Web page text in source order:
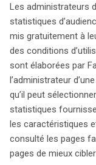
qu’elle ne
collecte des
contesté cette
responsable des
administratif a
mais la question
fan est un «
La Cour
de l’UE pour
préjudicielles.
Les administrateurs
statistiques
mis gratuitement à
des conditions
sont élaborées par
l’administrateur
qu’il peut
statistiques
les caractéristiques
consulté les pages
pages de mieux